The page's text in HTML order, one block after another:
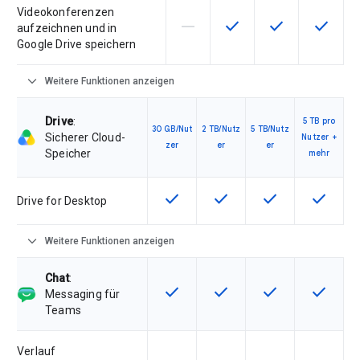
Videokonferenzen
aufzeichnen und in
Google Drive speichern
Diese Funktion ist für die
horizontal_rule Diese Funktion ist für
check Diese Funktion
check Diese
check
expand_more Weitere Funktionen anzeigen
Drive:
Sicherer Cloud-
Speicher
30 GB/Nut
zer
2 TB/Nutz
er
5 TB/Nutz
er
5 TB pro
Nutzer +
mehr
Drive for Desktop Diese Funktion ist für die
check Diese Funktion ist für die
check Diese Funktion
check Diese
check
expand_more Weitere Funktionen anzeigen
Chat:
Messaging für
Teams
Diese Funktion ist für die
check Diese Funktion ist für die
check Diese Funktion
check Diese
check
Verlauf